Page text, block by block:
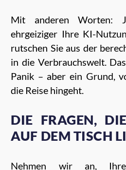
Mit anderen Worten:
ehrgeiziger Ihre KI-
rutschen Sie aus der
in die Verbrauchswelt.
Panik – aber ein Grund,
die Reise hingeht.
DIE FRAGEN,
AUF DEM TISCH
Nehmen wir an,